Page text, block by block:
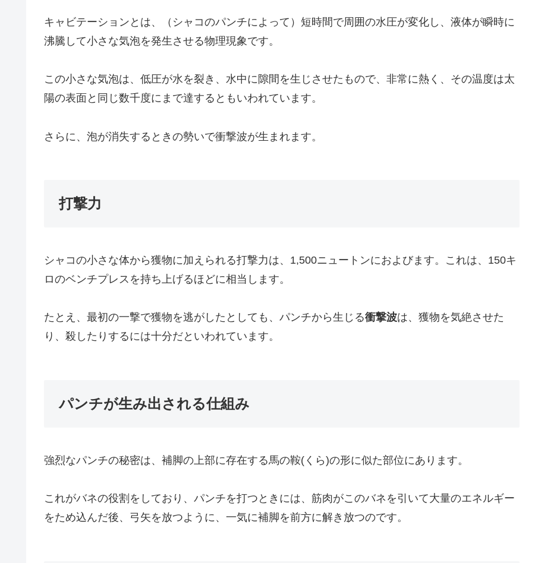
キャビテーションとは、（シャコのパンチによって）短時間で周囲の水圧が変化し、液体が瞬時に
沸騰して小さな気泡を発生させる物理現象です。
この小さな気泡は、低圧が水を裂き、水中に隙間を生じさせたもので、非常に熱く、その温度は太
陽の表面と同じ数千度にまで達するともいわれています。
さらに、泡が消失するときの勢いで衝撃波が生まれます。
打撃力
シャコの小さな体から獲物に加えられる打撃力は、1,500ニュートンにおよびます。これは、150キ
ロのベンチプレスを持ち上げるほどに相当します。
たとえ、最初の一撃で獲物を逃がしたとしても、パンチから生じる衝撃波は、獲物を気絶させた
り、殺したりするには十分だといわれています。
パンチが生み出される仕組み
強烈なパンチの秘密は、補脚の上部に存在する馬の鞍(くら)の形に似た部位にあります。
これがバネの役割をしており、パンチを打つときには、筋肉がこのバネを引いて大量のエネルギー
をため込んだ後、弓矢を放つように、一気に補脚を前方に解き放つのです。